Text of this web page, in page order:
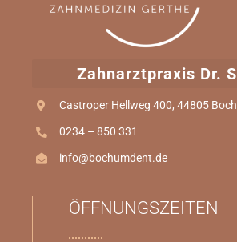
Zahnarztpraxis Dr.
Castroper Hellweg 400, 44805
0234 – 850 331
info@bochumdent.de
ÖFFNUNGSZEITEN